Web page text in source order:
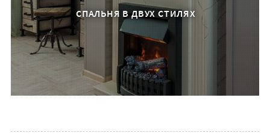
СПАЛЬНЯ В ДВУХ СТИЛЯХ